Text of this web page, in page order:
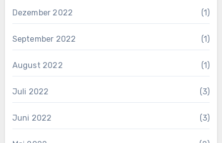
Dezember 2022 (1)
September 2022 (1)
August 2022 (1)
Juli 2022 (3)
Juni 2022 (3)